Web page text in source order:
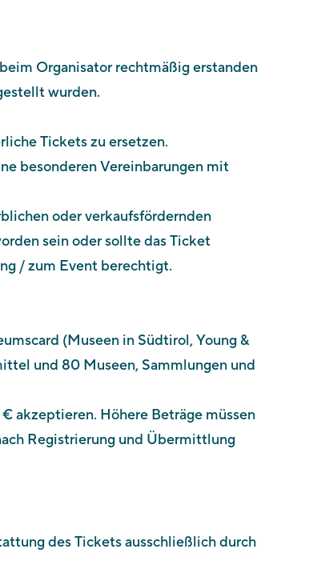
Organisator rechtmäßig erstanden
wurden.
Tickets zu ersetzen.
besonderen Vereinbarungen mit
oder verkaufsfördernden
sein oder sollte das Ticket
/ zum Event berechtigt.
(Museen in Südtirol, Young &
und 80 Museen, Sammlungen und
akzeptieren. Höhere Beträge müssen
Registrierung und Übermittlung
des Tickets ausschließlich durch